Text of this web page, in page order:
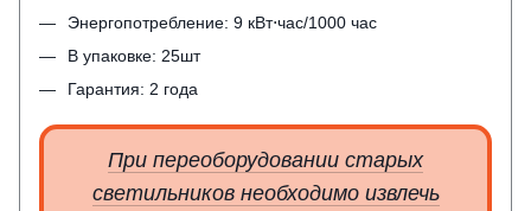
Энергопотребление: 9 кВт⋅час/1000 час
В упаковке: 25шт
Гарантия: 2 года
При переоборудовании старых
светильников необходимо извлечь